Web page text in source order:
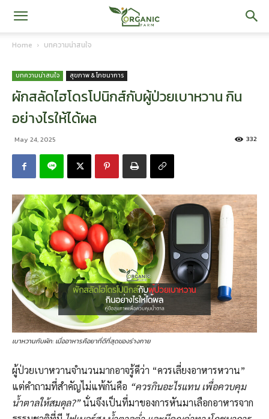
iOrganic
Farm
Home บทความน่าสนใจ
บทความน่าสนใจ สุขภาพ & โภชนาการ
ผักสลัดไฮโดรโปนิกส์กับผู้ป่วยเบาหวาน กิน
อย่างไรให้ได้ผล
May 24, 2025 332
เบาหวานกับผัก: เมื่ออาหารคือยาที่ดีที่สุดของร่างกาย
ผู้ป่วยเบาหวานจำนวนมากอาจรู้ดีว่า “ควรเลี่ยงอาหารหวาน”
แต่คำถามที่สำคัญไม่แพ้กันคือ “ควรกินอะไรแทน เพื่อควบคุม
น้ำตาลให้สมดุล?”นั่นจึงเป็นที่มาของการหันมาเลือกอาหารจาก